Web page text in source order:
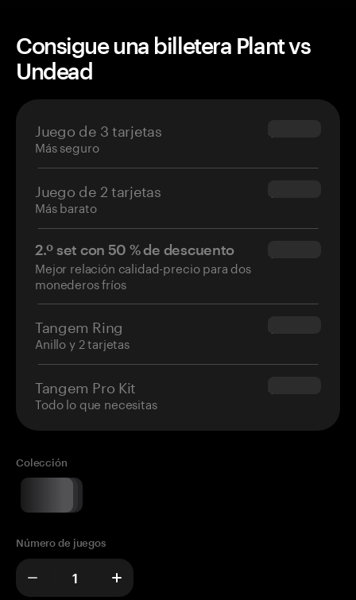
Consigue una billetera Plant vs
Undead
Juego de 3 tarjetas
Más seguro
$69.90
Juego de 2 tarjetas
Más barato
$54.90
2.º set con 50 % de descuento
Mejor relación calidad-precio para dos
monederos fríos
$34.95
Tangem Ring
Anillo y 2 tarjetas
$160.00
Tangem Pro Kit
Todo lo que necesitas
$180.00
Colección
Número de juegos